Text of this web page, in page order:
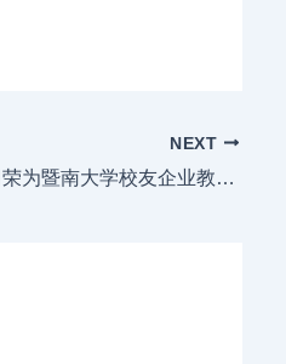
NEXT
喜报|我司荣为暨南大学校友企业教育实践基地